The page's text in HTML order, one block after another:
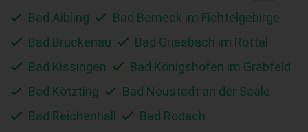
Bad Aibling
Bad Berneck im Fichtelgebirge
Bad Brückenau
Bad Griesbach im Rottal
Bad Kissingen
Bad Königshofen im Grabfeld
Bad Kötzting
Bad Neustadt an der Saale
Bad Reichenhall
Bad Rodach